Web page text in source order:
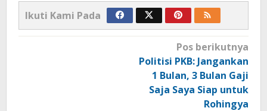
Ikuti Kami Pada
Pos berikutnya
Politisi PKB: Jangankan
1 Bulan, 3 Bulan Gaji
Saja Saya Siap untuk
Rohingya